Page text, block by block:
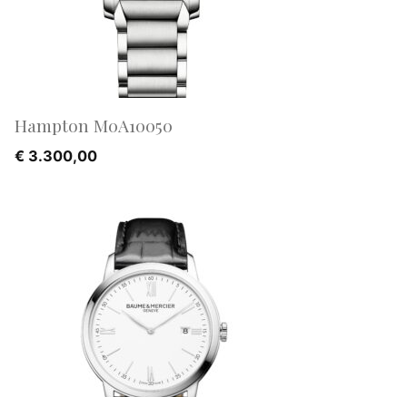
Hampton M0A10050
€ 3.300,00